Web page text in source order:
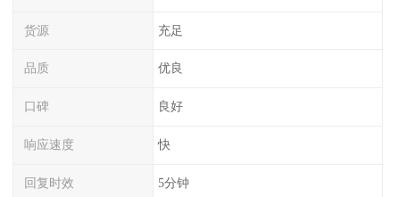
货源 充足
品质 优良
口碑 良好
响应速度 快
回复时效 5分钟